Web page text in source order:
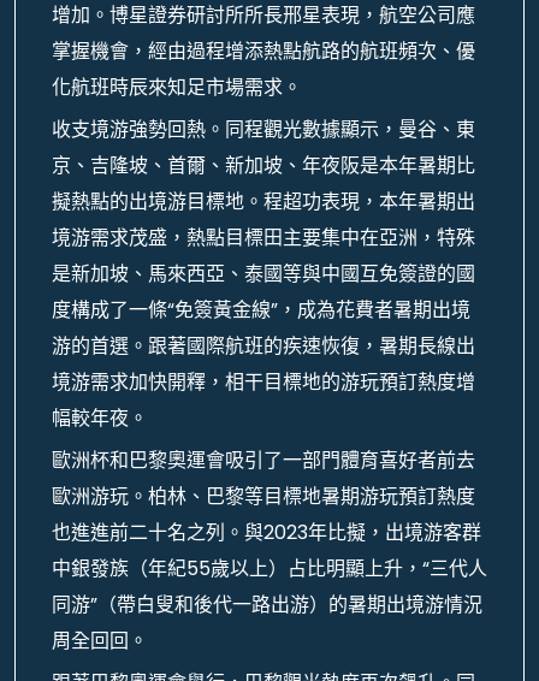
增加。博星證券研討所所長邢星表現，航空公司應
掌握機會，經由過程增添熱點航路的航班頻次、優
化航班時辰來知足市場需求。
收支境游強勢回熱。同程觀光數據顯示，曼谷、東
京、吉隆坡、首爾、新加坡、年夜阪是本年暑期比
擬熱點的出境游目標地。程超功表現，本年暑期出
境游需求茂盛，熱點目標田主要集中在亞洲，特殊
是新加坡、馬來西亞、泰國等與中國互免簽證的國
度構成了一條“免簽黃金線”，成為花費者暑期出境
游的首選。跟著國際航班的疾速恢復，暑期長線出
境游需求加快開釋，相干目標地的游玩預訂熱度增
幅較年夜。
歐洲杯和巴黎奧運會吸引了一部門體育喜好者前去
歐洲游玩。柏林、巴黎等目標地暑期游玩預訂熱度
也進進前二十名之列。與2023年比擬，出境游客群
中銀發族（年紀55歲以上）占比明顯上升，“三代人
同游”（帶白叟和後代一路出游）的暑期出境游情況
周全回回。